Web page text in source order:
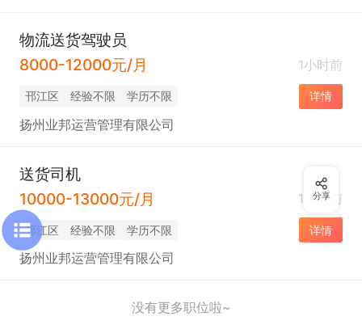
物流送货驾驶员
8000-12000元/月
1小时前
邗江区 经验不限 学历不限 详情
扬州业邦运营管理有限公司
送货司机
10000-13000元/月
1小时前
邗江区 经验不限 学历不限 详情
扬州业邦运营管理有限公司
没有更多职位啦~
分享